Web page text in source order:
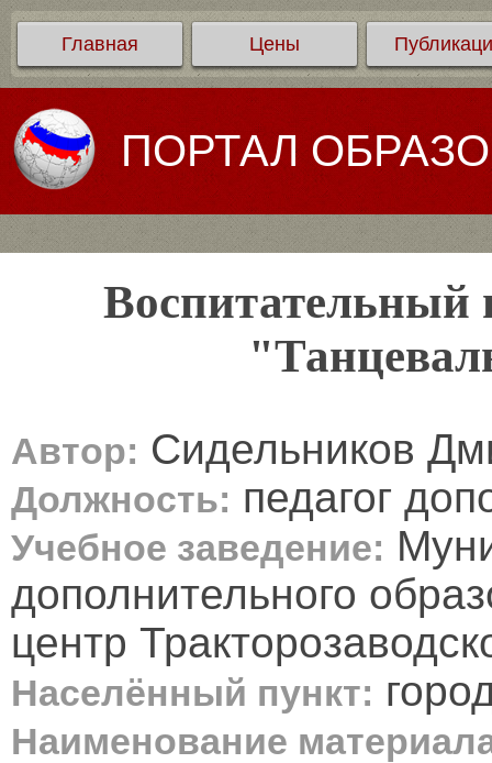
Главная Цены
ПОРТАЛ
Воспитательный
Автор: Сидельников
Должность: педагог
Учебное заведение:
дополнительного
центр
Населённый пункт:
Наименование